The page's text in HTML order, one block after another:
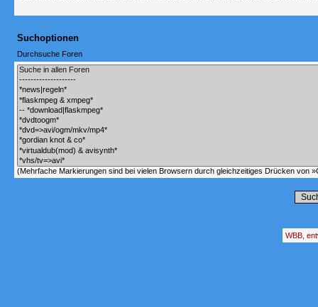
Suchoptionen
Durchsuche Foren
(Mehrfache Markierungen sind bei vielen Browsern durch gleichzeitiges Drücken von
WBB,